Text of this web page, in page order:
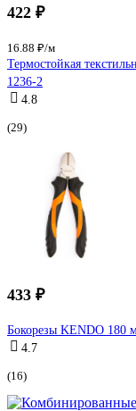
422 ₽
16.88 ₽/м
Термостойкая
1236-2
4.8
(29)
433 ₽
Бокорезы KENDO 180
4.7
(16)